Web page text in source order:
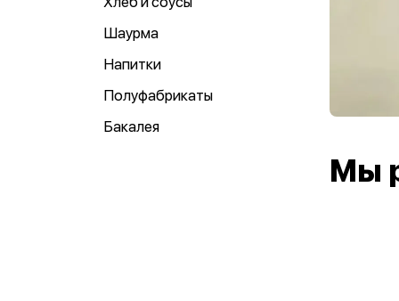
Шаурма
Напитки
Полуфабрикаты
Бакалея
Мы